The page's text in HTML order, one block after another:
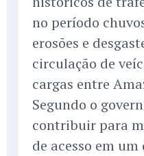
no período
erosões e
circulação de
cargas entre
Segundo o
contribuir para
de acesso em